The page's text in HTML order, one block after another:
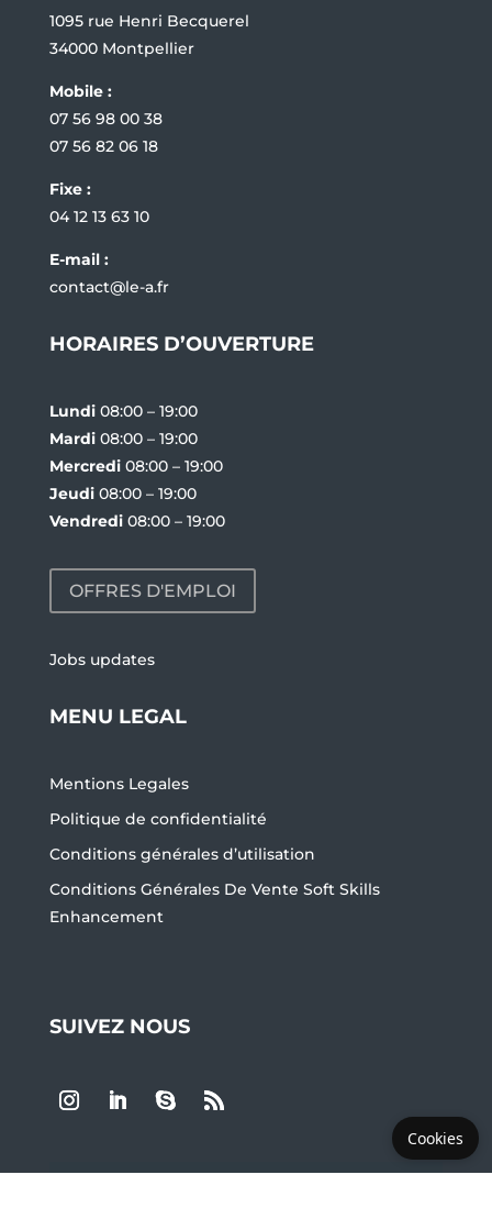
1095 rue Henri Becquerel
34000 Montpellier
Mobile :
07 56 98 00 38
07 56 82 06 18
Fixe :
04 12 13 63 10
E-mail :
contact@le-a.fr
HORAIRES D’OUVERTURE
Lundi08:00 – 19:00
Mardi08:00 – 19:00
Mercredi08:00 – 19:00
Jeudi08:00 – 19:00
Vendredi08:00 – 19:00
OFFRES D'EMPLOI
Jobs updates
MENU LEGAL
Mentions Legales
Politique de confidentialité
Conditions générales d’utilisation
Conditions Générales De Vente Soft Skills
Enhancement
SUIVEZ NOUS
Cookies